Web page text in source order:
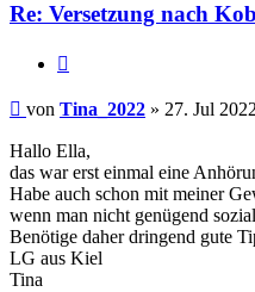
Re: Versetzung nach
Beitrag
von Tina_2022 » 27. Jul
Hallo Ella,
das war erst einmal eine
Habe auch schon mit meiner
wenn man nicht genügend
Benötige daher dringend gute
LG aus Kiel
Tina